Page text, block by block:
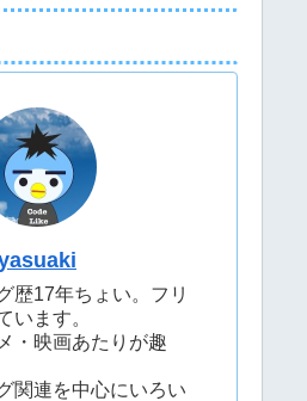
歴17年ちょい。フリ
います。
・映画あたりが趣
関連を中心にいろい